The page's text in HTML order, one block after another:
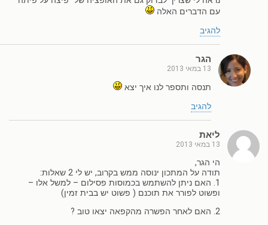
עם הדברים האלה
להגיב
הגר
13 במאי 2013
תנסה ותספר לנו איך יצא
להגיב
ליאת
13 במאי 2013
הי הגר,
תודה על המתכון ינוסה ממש בקרוב, יש לי 2 שאלות:
1. האם ניתן להשתמש בכמוסות פסילום – למשל אלו –
ופשוט לפורר את תוכנם ( פשוט יש בבית זמין)
2. האם לאחר הפשרה מהקפאה יצאו טוב ?